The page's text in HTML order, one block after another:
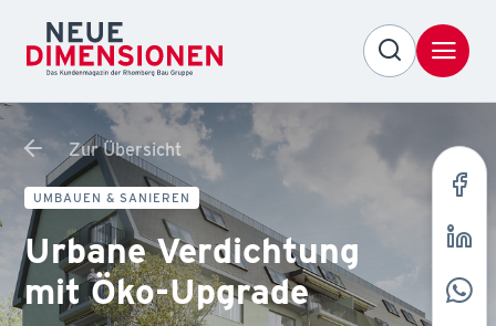
Zur Übersicht
UMBAUEN & SANIEREN
Urbane Verdichtung
mit Öko-Upgrade